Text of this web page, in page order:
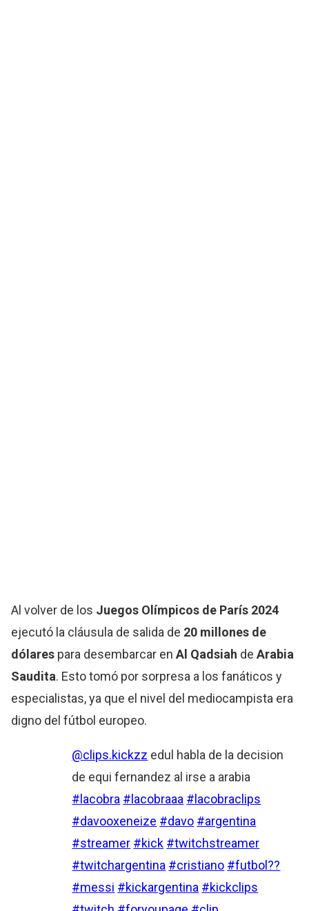
Al volver de los Juegos Olímpicos de París 2024
ejecutó la cláusula de salida de 20 millones de
dólares para desembarcar enAl Qadsiah deArabia
Saudita. Esto tomó por sorpresa a los fanáticos y
especialistas, ya que el nivel del mediocampista era
digno del fútbol europeo.
@clips.kickzz edul habla de la decision
de equi fernandez al irse a arabia
#lacobra #lacobraaa #lacobraclips
#davooxeneize #davo #argentina
#streamer #kick #twitchstreamer
#twitchargentina #cristiano #futbol??
#messi #kickargentina #kickclips